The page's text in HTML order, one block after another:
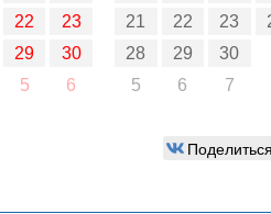
22
23
29
30
5 6
21
22 23
28
29 30
5
6 7
Поделиться